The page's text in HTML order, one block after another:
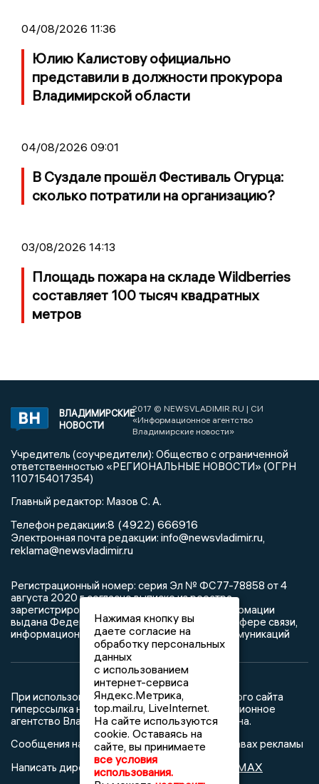
04/08/2026 11:36
Юлию Калистову официально
представили в должности прокурора
Владимирской области
04/08/2026 09:01
В Суздале прошёл Фестиваль Огурца:
сколько потратили на организацию?
03/08/2026 14:13
Площадь пожара на складе Wildberries
составляет 100 тысяч квадратных
метров
ВЛАДИМИРСКИЕ
НОВОСТИ
2017 © NEWSVLADIMIR.RU | СИ
«Информационное агентство
Владимирские новости»
Учредитель (соучредители): Общество с ограниченной
ответственностью «РЕГИОНАЛЬНЫЕ НОВОСТИ» (ОГРН
1107154017354)
Главный редактор: Мазов С. А.
Телефон редакции:8 (4922) 666916
Электронная почта редакции: info@newsvladimir.ru,
reklama@newsvladimir.ru
Регистрационный номер: серия Эл № ФС77-78858 от 4
августа 2020 г. согласно выписке из реестра
зарегистрированных средств массовой информации
выдана Федеральной службой по надзору в сфере связи,
информационных технологий и массовых коммуникаций
При использовании любого материала с данного сайта
гиперссылка на Сетевое издание «Информационное
агентство Владимирские новости» обязательна.
Сообщения на сером фоне размещены на правах рекламы
Написать директору в телеграм
MAX
Нажимая кнопку вы
даете согласие на
обработку персональных
данных
с использованием
интернет-сервиса
Яндекс.Метрика,
top.mail.ru, LiveInternet.
На сайте используются
cookie. Оставаясь на
сайте, вы принимаете
все условия
использования.